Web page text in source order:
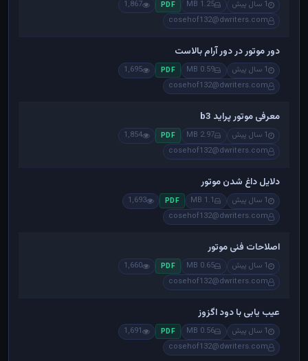
1 سال پیش 1.25 MB
PDF
1,867
cosehof132@dwriters.com
دور موتور در دور آرام بالاست
1 سال پیش 0.59 MB
PDF
1,695
cosehof132@dwriters.com
معرفی موتور پراید b3
1 سال پیش 2.97 MB
PDF
1,854
cosehof132@dwriters.com
دلایل داغ شدن موتور
1 سال پیش 1.1 MB
PDF
1,693
cosehof132@dwriters.com
اصلاحات فنی موتور
1 سال پیش 0.65 MB
PDF
1,660
cosehof132@dwriters.com
عیب یابی با دود اگزوز
1 سال پیش 0.56 MB
PDF
1,691
cosehof132@dwriters.com